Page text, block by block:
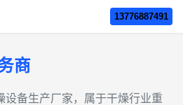
13776887491
商
设备生产厂家‌，属于干燥行业重